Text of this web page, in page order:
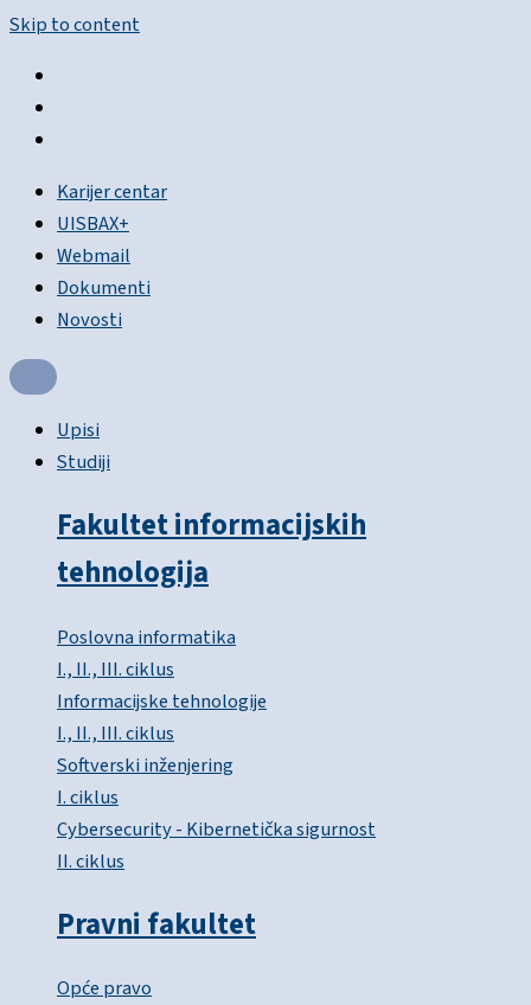
Skip to content
Karijer centar
UISBAX+
Webmail
Dokumenti
Novosti
Upisi
Studiji
Fakultet informacijskih
tehnologija
Poslovna informatika
I., II., III. ciklus
Informacijske tehnologije
I., II., III. ciklus
Softverski inženjering
I. ciklus
Cybersecurity - Kibernetička sigurnost
II. ciklus
Pravni fakultet
Opće pravo